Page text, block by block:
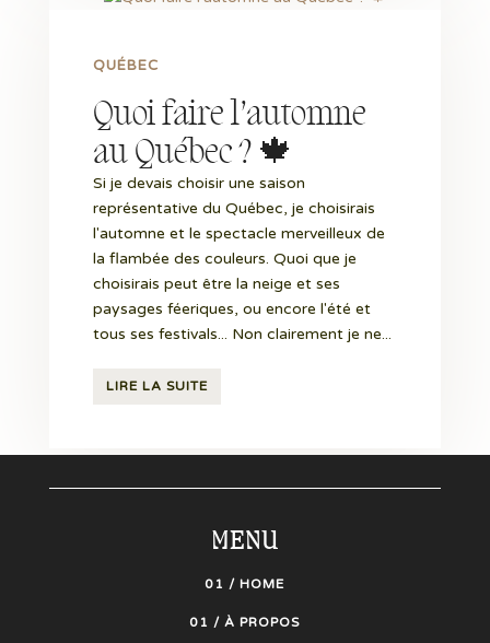
Quoi faire l’automne
au Québec ? 🍁
QUÉBEC
Si je devais choisir une saison
représentative du Québec, je choisirais
l'automne et le spectacle merveilleux de
la flambée des couleurs. Quoi que je
choisirais peut être la neige et ses
paysages féeriques, ou encore l'été et
tous ses festivals... Non clairement je ne...
LIRE LA SUITE
MENU
01 / HOME
01 / À PROPOS